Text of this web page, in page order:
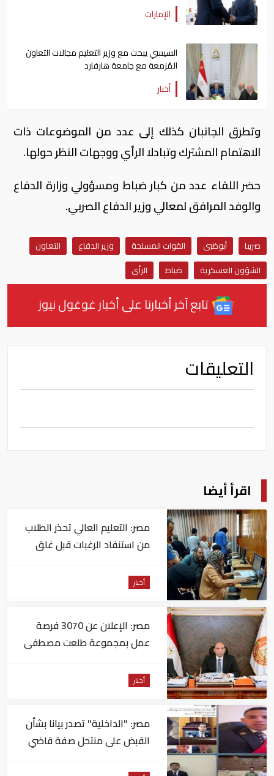
الإمارات
السيسي يبحث مع وزير التعليم مجالات التعاون
المُزمعة مع جامعة هارفارد
أخبار
وتطرق الجانبان كذلك إلى عدد من الموضوعات ذات
الاهتمام المشترك وتبادلا الرأي ووجهات النظر حولها.
حضر اللقاء عدد من كبار ضباط ومسؤولي وزارة الدفاع
والوفد المرافق لمعالي وزير الدفاع الصربي.
صربيا أبوظبى القوات المسلحة وزير الدفاع
التعاون
الشؤون العسكرية
ضباط الرأى
تابع آخر أخبارنا على أخبار غوغول نيوز
التعليقات
اقرأ أيضا
مصر: التعليم العالي تحذر الطلاب
من استنفاد الرغبات قبل غلق
أخبار
مصر: الإعلان عن 3070 فرصة
عمل بمجموعة طلعت مصطفى
أخبار
مصر: "الداخلية" تصدر بيانا بشأن
القبض على منتحل صفة قاضي